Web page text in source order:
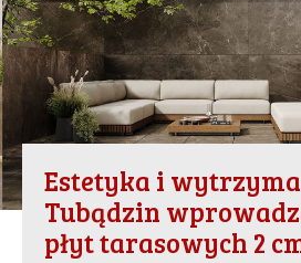
Estetyka i
Tubądzin
płyt tarasowych 2